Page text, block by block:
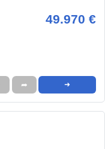
49.970 €
➦ ➜